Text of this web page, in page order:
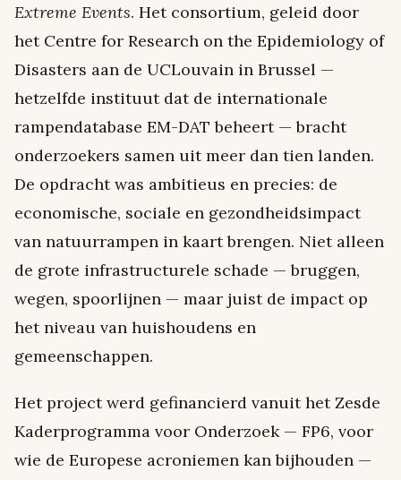
Extreme Events. Het consortium, geleid door
het Centre for Research on the Epidemiology of
Disasters aan de UCLouvain in Brussel —
hetzelfde instituut dat de internationale
rampendatabase EM-DAT beheert — bracht
onderzoekers samen uit meer dan tien landen.
De opdracht was ambitieus en precies: de
economische, sociale en gezondheidsimpact
van natuurrampen in kaart brengen. Niet alleen
de grote infrastructurele schade — bruggen,
wegen, spoorlijnen — maar juist de impact op
het niveau van huishoudens en
gemeenschappen.
Het project werd gefinancierd vanuit het Zesde
Kaderprogramma voor Onderzoek — FP6, voor
wie de Europese acroniemen kan bijhouden —